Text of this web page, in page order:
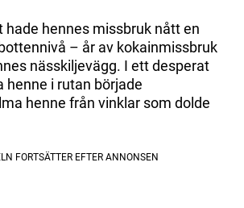
hade hennes missbruk nått en
– år av kokainmissbruk
nässkiljevägg. I ett desperat
henne i rutan började
henne från vinklar som dolde